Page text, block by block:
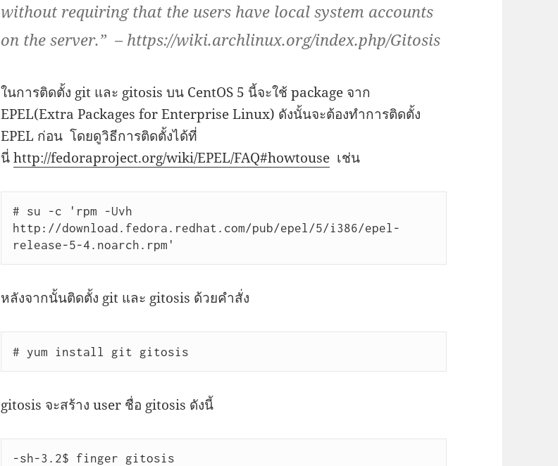
without requiring that the users have local system accounts
on the server.” – https://wiki.archlinux.org/index.php/Gitosis
ในการติดตั้ง git และ gitosis บน CentOS 5 นี้จะใช้ package จาก
EPEL(Extra Packages for Enterprise Linux) ดังนั้นจะต้องทำการติดตั้ง
EPEL ก่อน โดยดูวิธีการติดตั้งได้ที่
นี่http://fedoraproject.org/wiki/EPEL/FAQ#howtouse เช่น
# su -c 'rpm -Uvh
http://download.fedora.redhat.com/pub/epel/5/i386/epel-
release-5-4.noarch.rpm'
หลังจากนั้นติดตั้ง git และ gitosis ด้วยคำสั่ง
# yum install git gitosis
gitosis จะสร้าง user ชื่อ gitosis ดังนี้
-sh-3.2$ finger gitosis